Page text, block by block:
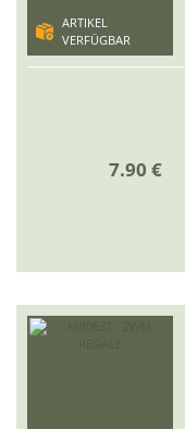
ARTIKEL
VERFÜGBAR
7.90 €